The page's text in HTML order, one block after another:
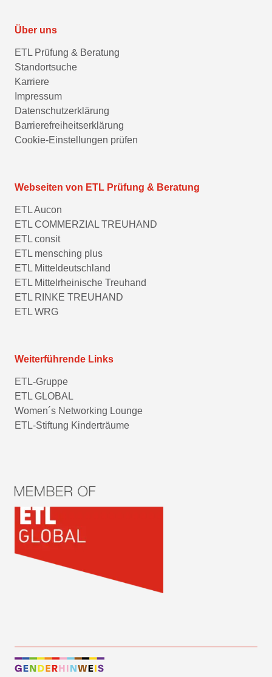
Über uns
ETL Prüfung & Beratung
Standortsuche
Karriere
Impressum
Datenschutzerklärung
Barrierefreiheitserklärung
Cookie-Einstellungen prüfen
Webseiten von ETL Prüfung & Beratung
ETL Aucon
ETL COMMERZIAL TREUHAND
ETL consit
ETL mensching plus
ETL Mitteldeutschland
ETL Mittelrheinische Treuhand
ETL RINKE TREUHAND
ETL WRG
Weiterführende Links
ETL-Gruppe
ETL GLOBAL
Women´s Networking Lounge
ETL-Stiftung Kinderträume